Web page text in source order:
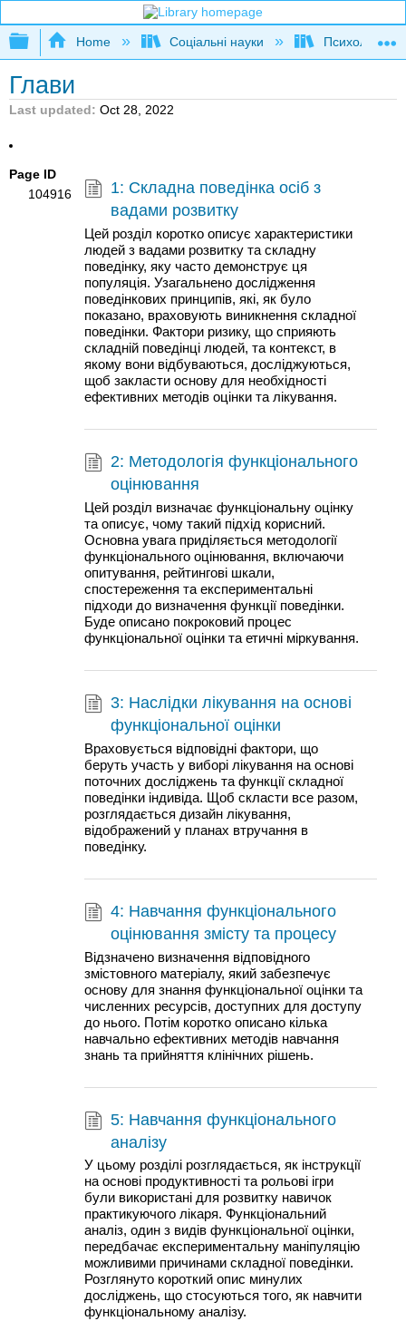
Expand/collapse global hierarchy
Home Соціальні науки Психологія
Глави
Last updated Oct 28, 2022
Page ID
104916
1: Складна поведінка осіб з
вадами розвитку
Цей розділ коротко описує характеристики
людей з вадами розвитку та складну
поведінку, яку часто демонструє ця
популяція. Узагальнено дослідження
поведінкових принципів, які, як було
показано, враховують виникнення складної
поведінки. Фактори ризику, що сприяють
складній поведінці людей, та контекст, в
якому вони відбуваються, досліджуються,
щоб закласти основу для необхідності
ефективних методів оцінки та лікування.
2: Методологія функціонального
оцінювання
Цей розділ визначає функціональну оцінку
та описує, чому такий підхід корисний.
Основна увага приділяється методології
функціонального оцінювання, включаючи
опитування, рейтингові шкали,
спостереження та експериментальні
підходи до визначення функції поведінки.
Буде описано покроковий процес
функціональної оцінки та етичні міркування.
3: Наслідки лікування на основі
функціональної оцінки
Враховується відповідні фактори, що
беруть участь у виборі лікування на основі
поточних досліджень та функції складної
поведінки індивіда. Щоб скласти все разом,
розглядається дизайн лікування,
відображений у планах втручання в
поведінку.
4: Навчання функціонального
оцінювання змісту та процесу
Відзначено визначення відповідного
змістовного матеріалу, який забезпечує
основу для знання функціональної оцінки та
численних ресурсів, доступних для доступу
до нього. Потім коротко описано кілька
навчально ефективних методів навчання
знань та прийняття клінічних рішень.
5: Навчання функціонального
аналізу
У цьому розділі розглядається, як інструкції
на основі продуктивності та рольові ігри
були використані для розвитку навичок
практикуючого лікаря. Функціональний
аналіз, один з видів функціональної оцінки,
передбачає експериментальну маніпуляцію
можливими причинами складної поведінки.
Розглянуто короткий опис минулих
досліджень, що стосуються того, як навчити
функціональному аналізу.